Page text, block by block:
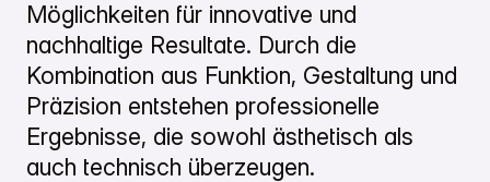
Möglichkeiten für innovative und
nachhaltige Resultate. Durch die
Kombination aus Funktion, Gestaltung und
Präzision entstehen professionelle
Ergebnisse, die sowohl ästhetisch als
auch technisch überzeugen.